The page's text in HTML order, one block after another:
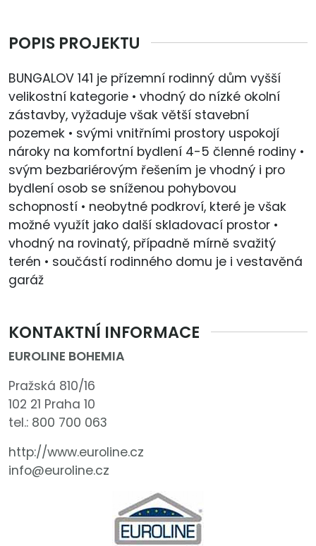
POPIS PROJEKTU
BUNGALOV 141 je přízemní rodinný dům vyšší
velikostní kategorie • vhodný do nízké okolní
zástavby, vyžaduje však větší stavební
pozemek • svými vnitřními prostory uspokojí
nároky na komfortní bydlení 4-5 členné rodiny •
svým bezbariérovým řešením je vhodný i pro
bydlení osob se sníženou pohybovou
schopností • neobytné podkroví, které je však
možné využít jako další skladovací prostor •
vhodný na rovinatý, případně mírně svažitý
terén • součástí rodinného domu je i vestavěná
garáž
KONTAKTNÍ INFORMACE
EUROLINE BOHEMIA
Pražská 810/16
102 21 Praha 10
tel.: 800 700 063
http://www.euroline.cz
info@euroline.cz